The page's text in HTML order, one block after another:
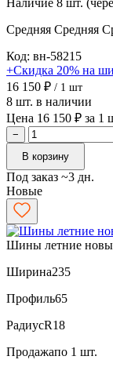
Средняя Средняя
Код: вн-58215
+Скидка 20% на
16 150 ₽ / 1 шт
8 шт. в наличии
Цена 16 150 ₽ за 1
−
В корзину
Под заказ ~3 дн.
Новые
Шины летние
Ширина235
Профиль65
РадиусR18
Продажапо 1 шт.